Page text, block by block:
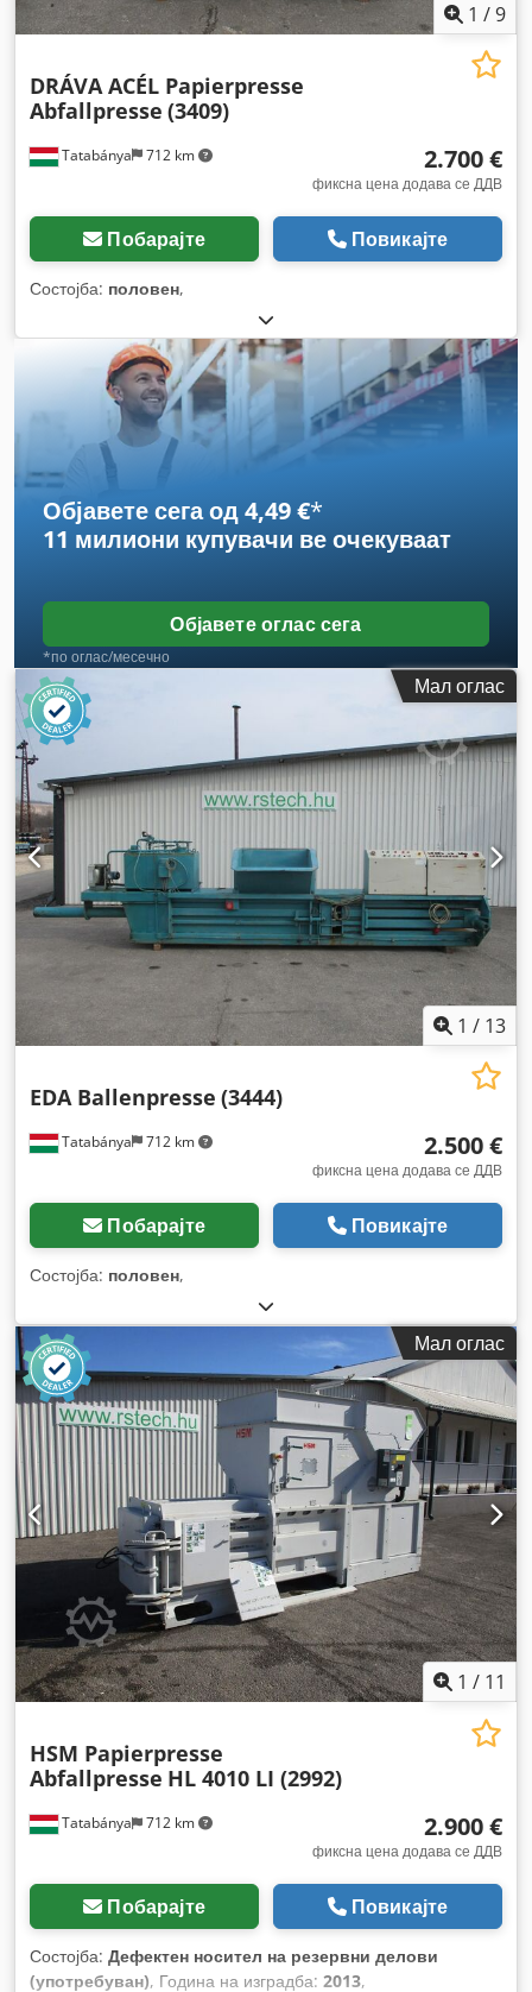
1 /9
Tatabánya 712 km
DRÁVA ACÉL Papierpresse
Abfallpresse (3409)
2.700 €
фиксна цена додава се ДДВ
Побарајте Повикајте
Состојба: половен,
Објавете сега од 4,49 €*
11 милиони купувачи ве очекуваат
Објавете оглас сега
*по оглас/месечно
Мал оглас
1 / 13
Tatabánya 712 km
EDA Ballenpresse (3444)
2.500 €
фиксна цена додава се ДДВ
Побарајте Повикајте
Состојба: половен,
Мал оглас
1 / 11
Tatabánya 712 km
HSM Papierpresse
Abfallpresse HL 4010 LI (2992)
2.900 €
фиксна цена додава се ДДВ
Побарајте Повикајте
Состојба: Дефектен носител на резервни делови
(употребуван), Година на изградба: 2013,